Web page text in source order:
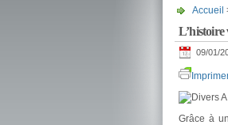
Accueil
L’histoire
09/01/
Grâce à